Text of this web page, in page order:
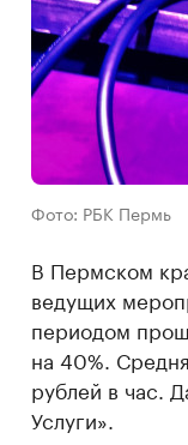
Фото: РБК Пермь
В Пермском
ведущих
периодом
на 40%.
рублей в час.
Услуги».